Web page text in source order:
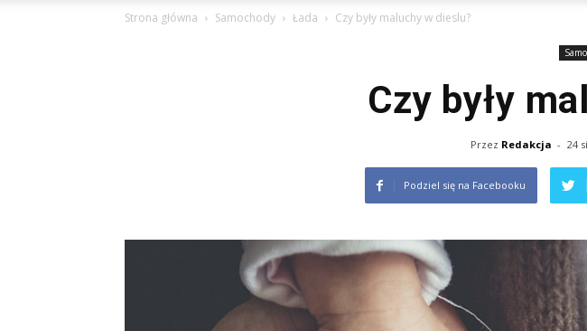
Strona główna Samochody Łada Czy były maluchy w dieslu?
Czy były
Przez Redakcja - 24
Podziel się na Facebooku